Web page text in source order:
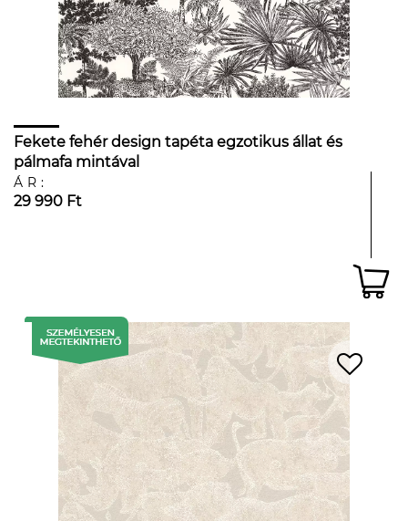
Fekete fehér design tapéta egzotikus állat és
pálmafa mintával
ÁR:
29 990 Ft